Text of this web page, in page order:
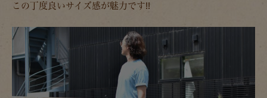
この丁度良いサイズ感が魅力です!!